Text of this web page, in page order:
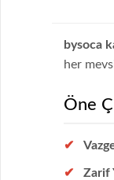
bysoca
her
Öne
Zarif